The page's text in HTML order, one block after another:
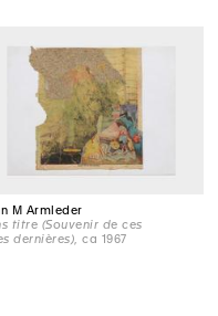
M Armleder
titre (Souvenir de ces
dernières) , ca 1967